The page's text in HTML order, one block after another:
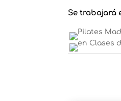
Se trabajará